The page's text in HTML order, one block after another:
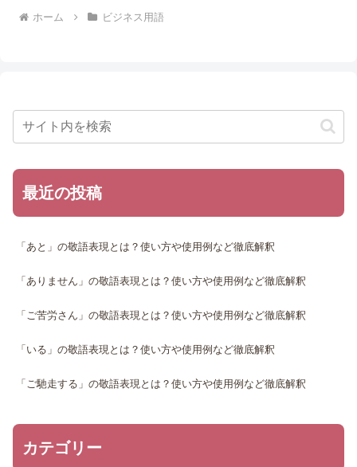
ホーム ビジネス用語
最近の投稿
「あと」の敬語表現とは？使い方や使用例など徹底解釈
「ありません」の敬語表現とは？使い方や使用例など徹底解釈
「ご苦労さん」の敬語表現とは？使い方や使用例など徹底解釈
「いる」の敬語表現とは？使い方や使用例など徹底解釈
「ご馳走する」の敬語表現とは？使い方や使用例など徹底解釈
カテゴリー